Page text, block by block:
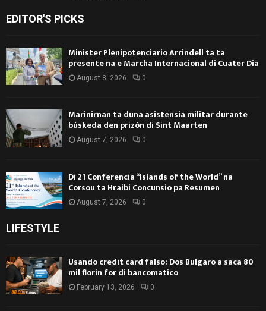
EDITOR'S PICKS
Minister Plenipotenciario Arrindell ta ta
presente na e Marcha Internacional di Cuater Dia
August 8, 2026 0
Marinirnan ta duna asistensia militar durante
búskeda den prizòn di Sint Maarten
August 7, 2026 0
Di 21 Conferencia “Islands of the World” na
Corsou ta Hraibi Concunsio pa Resumen
August 7, 2026 0
LIFESTYLE
Usando credit card falso: Dos Bulgaro a saca 80
mil florin for di bancomatico
February 13, 2026 0